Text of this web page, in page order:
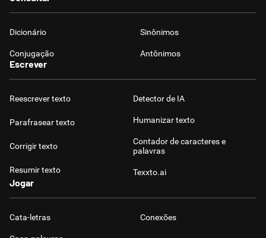
Dicionário Sinônimos
Conjugação Antônimos
Escrever
Reescrever texto
Parafrasear texto
Corrigir texto
Resumir texto
Detector de IA
Humanizar texto
Contador de caracteres e
palavras
Texxto.ai
Jogar
Cata-letras Conexões